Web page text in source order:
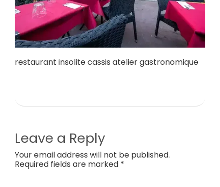
restaurant insolite cassis atelier gastronomique
Leave a Reply
Your email address will not be published.
Required fields are marked *